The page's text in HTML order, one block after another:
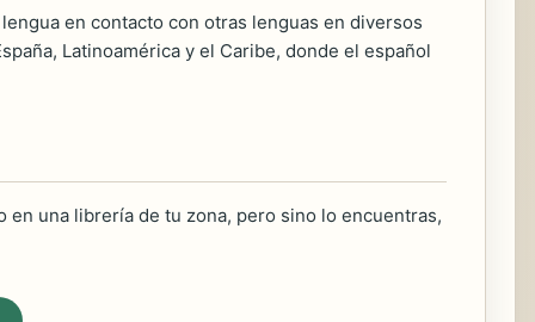
en contacto con otras lenguas en diversos
Latinoamérica y el Caribe, donde el español
una librería de tu zona, pero sino lo encuentras,